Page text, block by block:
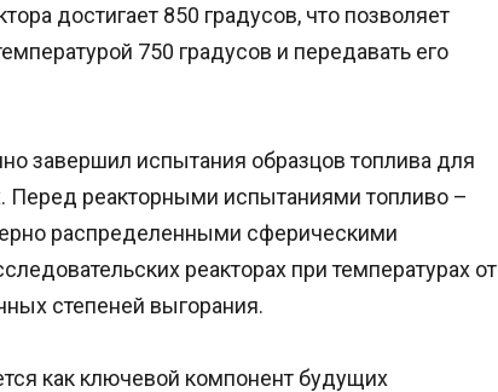
достигает 850 градусов, что позволяет
750 градусов и передавать его
завершил испытания образцов топлива для
Перед реакторными испытаниями топливо –
распределенными сферическими
реакторах при температурах от
степеней выгорания.
как ключевой компонент будущих